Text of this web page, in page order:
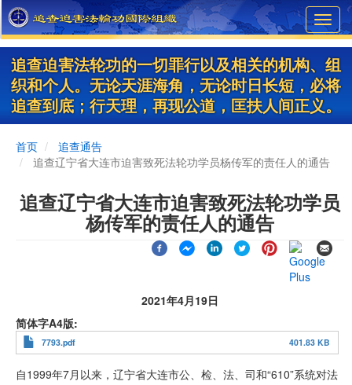
Skip
to
main
content
追查迫害法轮功的一切罪行以及相关的机构、组
织和个人。无论天涯海角，无论时日长短，必将
追查到底；行天理，再现公道，匡扶人间正义。
首页
追查通告
追查辽宁省大连市迫害致死法轮功学员杨传军的责任人的通告
追查辽宁省大连市迫害致死法轮功学员
杨传军的责任人的通告
2021年4月19日
简体字A4版
7793.pdf 401.83 KB
自1999年7月以来，辽宁省大连市公、检、法、司和“610”系统对法